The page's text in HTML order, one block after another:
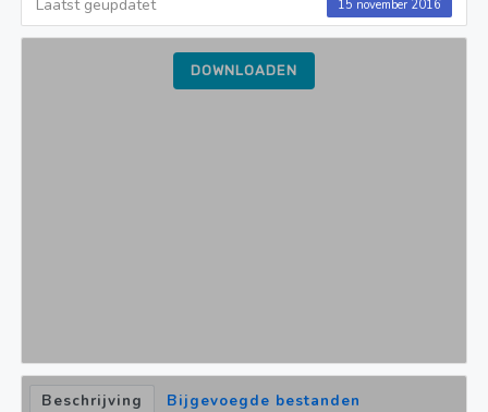
Laatst geüpdatet 15 november 2016
DOWNLOADEN
Beschrijving Bijgevoegde bestanden